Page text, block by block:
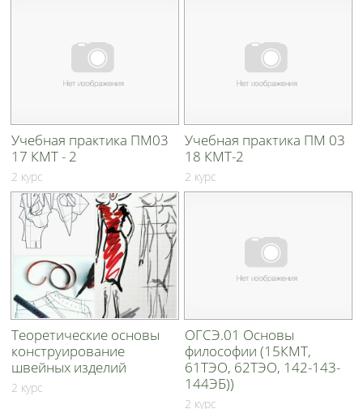
Учебная практика ПМ03
17 КМТ - 2
2 курс
Учебная практика ПМ 03
18 КМТ-2
2 курс
Теоретические основы
конструирование
швейных изделий
2 курс
ОГСЭ.01 Основы
философии (15КМТ,
61ТЭО, 62ТЭО, 142-143-
144ЭБ))
2 курс